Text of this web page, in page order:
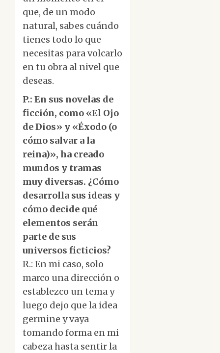
que, de un modo
natural, sabes cuándo
tienes todo lo que
necesitas para volcarlo
en tu obra al nivel que
deseas.
P.: En sus novelas de
ficción, como «El Ojo
de Dios» y «Éxodo (o
cómo salvar a la
reina)», ha creado
mundos y tramas
muy diversas. ¿Cómo
desarrolla sus ideas y
cómo decide qué
elementos serán
parte de sus
universos ficticios?
R.: En mi caso, solo
marco una dirección o
establezco un tema y
luego dejo que la idea
germine y vaya
tomando forma en mi
cabeza hasta sentir la